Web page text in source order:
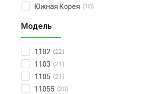
Южная Корея (10)
Модель
1102 (22)
1103 (21)
1105 (21)
11055 (20)